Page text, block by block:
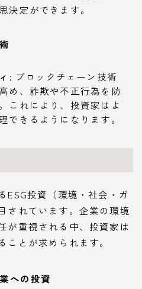
決定ができます。
: ブロックチェーン技術
め、詐欺や不正行為を防
これにより、投資家はよ
できるようになります。
ESG投資（環境・社会・ガ
されています。企業の環境
が重視される中、投資家は
ことが求められます。
への投資